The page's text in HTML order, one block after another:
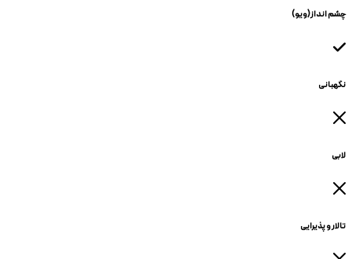
چشم انداز(ویو)
نگهبانی
لابی
تالار و پذیرایی